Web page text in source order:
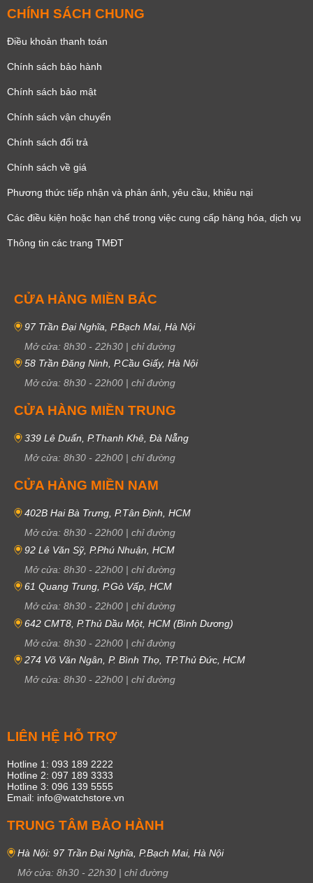
CHÍNH SÁCH CHUNG
Điều khoản thanh toán
Chính sách bảo hành
Chính sách bảo mật
Chính sách vận chuyển
Chính sách đổi trả
Chính sách về giá
Phương thức tiếp nhận và phản ánh, yêu cầu, khiêu nại
Các điều kiện hoặc hạn chế trong việc cung cấp hàng hóa, dịch vụ
Thông tin các trang TMĐT
CỬA HÀNG MIỀN BẮC
97 Trần Đại Nghĩa, P.Bạch Mai, Hà Nội
Mở cửa: 8h30 - 22h30 | chỉ đường
58 Trần Đăng Ninh, P.Cầu Giấy, Hà Nội
Mở cửa: 8h30 - 22h00 | chỉ đường
CỬA HÀNG MIỀN TRUNG
339 Lê Duẩn, P.Thanh Khê, Đà Nẵng
Mở cửa: 8h30 - 22h00 | chỉ đường
CỬA HÀNG MIỀN NAM
402B Hai Bà Trưng, P.Tân Định, HCM
Mở cửa: 8h30 - 22h00 | chỉ đường
92 Lê Văn Sỹ, P.Phú Nhuận, HCM
Mở cửa: 8h30 - 22h00 | chỉ đường
61 Quang Trung, P.Gò Vấp, HCM
Mở cửa: 8h30 - 22h00 | chỉ đường
642 CMT8, P.Thủ Dầu Một, HCM (Bình Dương)
Mở cửa: 8h30 - 22h00 | chỉ đường
274 Võ Văn Ngân, P. Bình Thọ, TP.Thủ Đức, HCM
Mở cửa: 8h30 - 22h00 | chỉ đường
LIÊN HỆ HỖ TRỢ
Hotline 1: 093 189 2222
Hotline 2: 097 189 3333
Hotline 3: 096 139 5555
Email: info@watchstore.vn
TRUNG TÂM BẢO HÀNH
Hà Nội: 97 Trần Đại Nghĩa, P.Bạch Mai, Hà Nội
Mở cửa: 8h30 - 22h30 | chỉ đường